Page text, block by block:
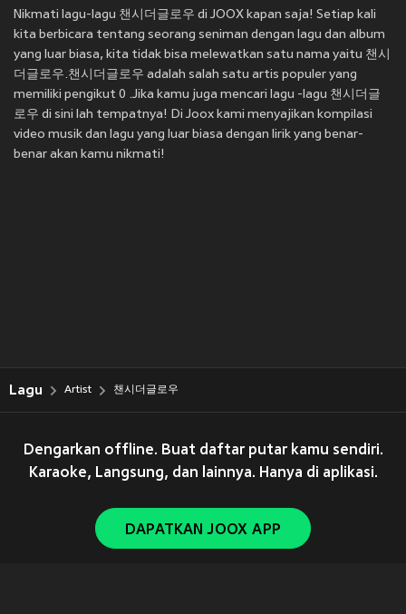
Nikmati lagu-lagu 챈시더글로우 di JOOX kapan saja! Setiap kali
kita berbicara tentang seorang seniman dengan lagu dan album
yang luar biasa, kita tidak bisa melewatkan satu nama yaitu 챈시
더글로우.챈시더글로우 adalah salah satu artis populer yang
memiliki pengikut 0 .Jika kamu juga mencari lagu -lagu 챈시더글
로우 di sini lah tempatnya! Di Joox kami menyajikan kompilasi
video musik dan lagu yang luar biasa dengan lirik yang benar-
benar akan kamu nikmati!
Lagu Artist 챈시더글로우
Dengarkan offline. Buat daftar putar kamu sendiri.
Karaoke, Langsung, dan lainnya. Hanya di aplikasi.
DAPATKAN JOOX APP